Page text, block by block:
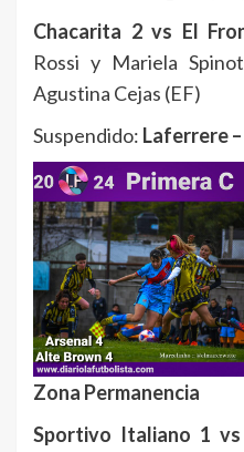
Chacarita 2 vs El
Rossi y Mariela
Agustina Cejas (EF)
Suspendido: Laferrere
Zona Permanencia
Sportivo Italiano 1